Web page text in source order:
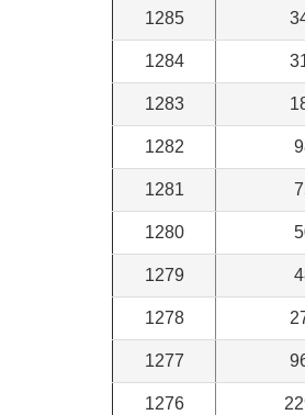
1285
1284
1283
1282
1281
1280
1279
1278
1277
1276